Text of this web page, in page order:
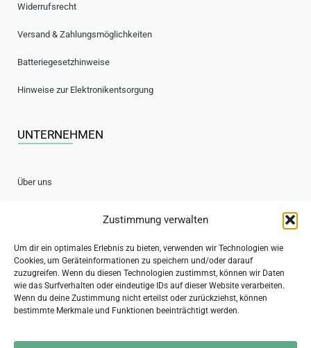
Zustimmung verwalten
Um dir ein optimales Erlebnis zu bieten, verwenden wir Technologien wie
Cookies, um Geräteinformationen zu speichern und/oder darauf
zuzugreifen. Wenn du diesen Technologien zustimmst, können wir Daten
wie das Surfverhalten oder eindeutige IDs auf dieser Website verarbeiten.
Wenn du deine Zustimmung nicht erteilst oder zurückziehst, können
bestimmte Merkmale und Funktionen beeinträchtigt werden.
Widerrufsrecht
Versand & Zahlungsmöglichkeiten
Batteriegesetzhinweise
Hinweise zur Elektronikentsorgung
UNTERNEHMEN
Über uns
Sichere Bezahlung